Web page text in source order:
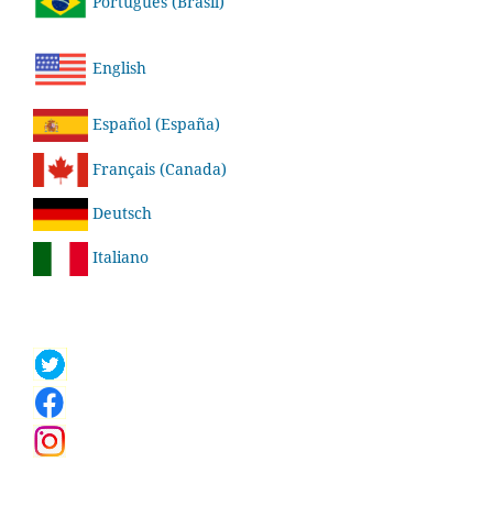
English
Español (España)
Français (Canada)
Deutsch
Italiano